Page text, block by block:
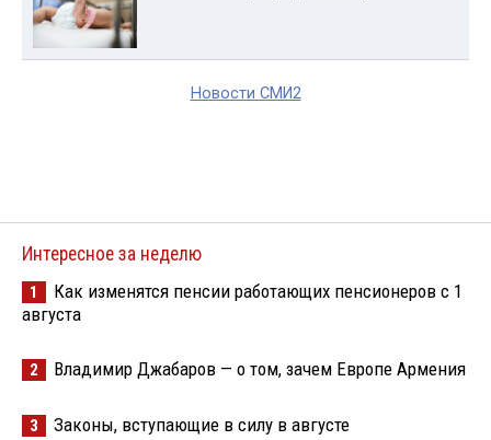
Новости СМИ2
Интересное за неделю
1
Как изменятся пенсии работающих пенсионеров с 1
августа
2 Владимир Джабаров — о том, зачем Европе Армения
3 Законы, вступающие в силу в августе